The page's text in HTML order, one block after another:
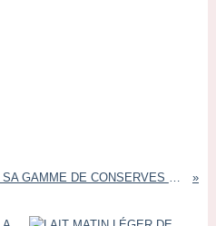
POISSONNERIE LA MARINIÈRE ET SA GAMME DE CONSERVES DE LA MER [#POISSON #MADEINFRANCE #COMMERCE]